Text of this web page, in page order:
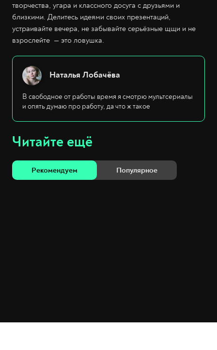
творчества, угара и классного досуга с друзьями и
близкими. Делитесь идеями своих презентаций,
устраивайте вечера, не забывайте серьёзные щщи и не
взрослейте — это ловушка.
Наталья Лобачёва
В свободное от работы время я смотрю мультсериалы
и опять думаю про работу, да что ж такое
Читайте ещё
Рекомендуем Популярное